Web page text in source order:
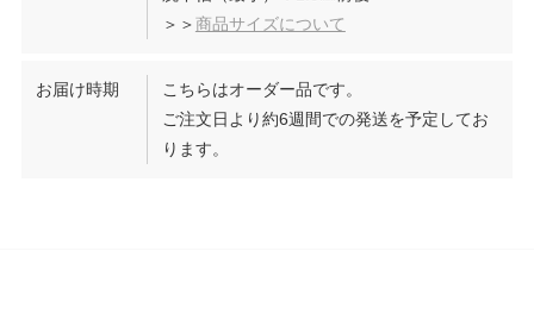
＞＞商品サイズについて
お届け時期
こちらはオーダー品です。
ご注文日より約6週間での発送を予定してお
ります。